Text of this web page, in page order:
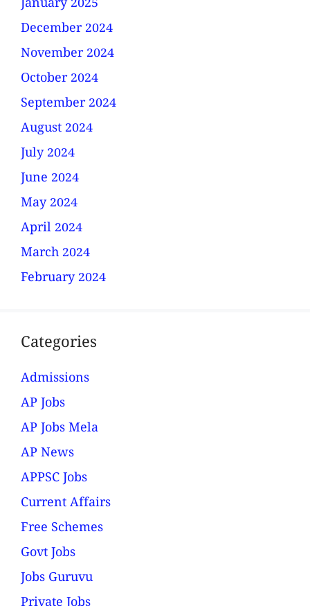
January 2025
December 2024
November 2024
October 2024
September 2024
August 2024
July 2024
June 2024
May 2024
April 2024
March 2024
February 2024
Categories
Admissions
AP Jobs
AP Jobs Mela
AP News
APPSC Jobs
Current Affairs
Free Schemes
Govt Jobs
Jobs Guruvu